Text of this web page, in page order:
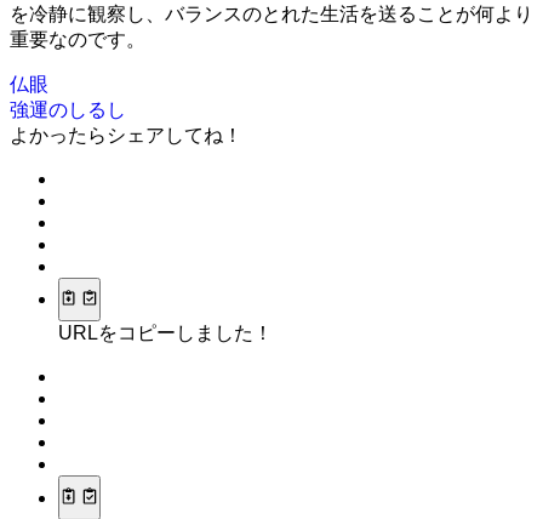
を冷静に観察し、バランスのとれた生活を送ることが何より
重要なのです。
仏眼
強運のしるし
よかったらシェアしてね！
URLをコピーしました！